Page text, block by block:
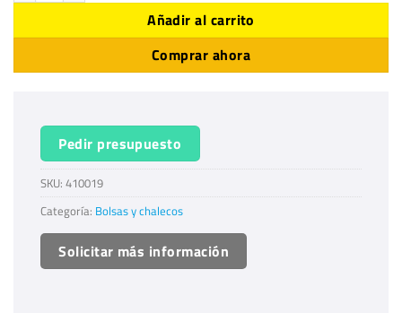
Añadir al carrito
Comprar ahora
Pedir presupuesto
SKU: 410019
Categoría: Bolsas y chalecos
Solicitar más información